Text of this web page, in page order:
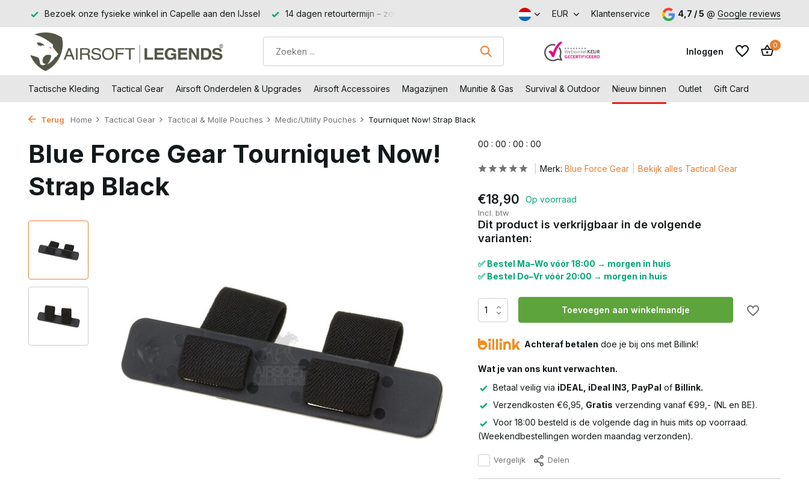
Bezoek onze fysieke winkel in Capelle aan den IJssel 14 dagen retourtermijn – zonder gedoe, zonder stress. Shop met voordeel – Gratis verzending vanaf €99,- Bezoek
EUR Klantenservice 4,7 / 5 @ Google reviews
Inloggen
0
Tactische Kleding Tactical Gear Airsoft Onderdelen & Upgrades Airsoft Accessoires Magazijnen Munitie & Gas Survival & Outdoor Nieuw binnen Outlet Gift Card
Terug Home Tactical Gear Tactical & Molle Pouches Medic/Utility Pouches Tourniquet Now! Strap Black
Blue Force Gear Tourniquet Now!
Strap Black
00 : 00 : 00 : 00
Merk: Blue Force Gear Bekijk alles Tactical Gear
€18,90 Op voorraad
Incl. btw
Dit product is verkrijgbaar in de volgende
varianten:
✅ Bestel Ma–Wo vóór 18:00 → morgen in huis
✅ Bestel Do–Vr vóór 20:00 → morgen in huis
Toevoegen aan winkelmandje
Achteraf betalen doe je bij ons met Billink!
Wat je van ons kunt verwachten.
Betaal veilig via iDEAL, iDeal IN3, PayPal of Billink.
Verzendkosten €6,95, Gratis verzending vanaf €99,- (NL en BE).
Voor 18:00 besteld is de volgende dag in huis mits op voorraad.
(Weekendbestellingen worden maandag verzonden).
Vergelijk Delen